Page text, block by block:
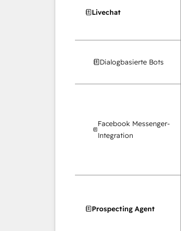
Livechat
Dialogbasierte Bots
Facebook Messenger-
Integration
Prospecting Agent